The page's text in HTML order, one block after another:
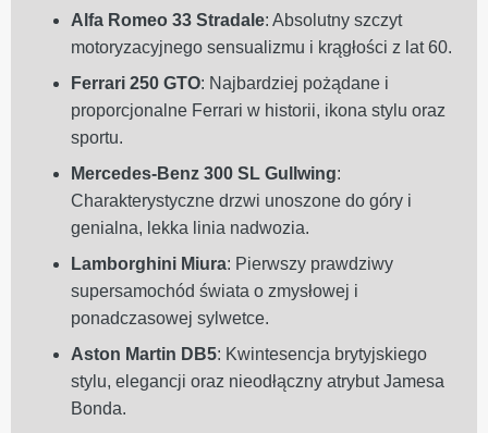
Alfa Romeo 33 Stradale: Absolutny szczyt
motoryzacyjnego sensualizmu i krągłości z lat 60.
Ferrari 250 GTO: Najbardziej pożądane i
proporcjonalne Ferrari w historii, ikona stylu oraz
sportu.
Mercedes-Benz 300 SL Gullwing:
Charakterystyczne drzwi unoszone do góry i
genialna, lekka linia nadwozia.
Lamborghini Miura: Pierwszy prawdziwy
supersamochód świata o zmysłowej i
ponadczasowej sylwetce.
Aston Martin DB5: Kwintesencja brytyjskiego
stylu, elegancji oraz nieodłączny atrybut Jamesa
Bonda.